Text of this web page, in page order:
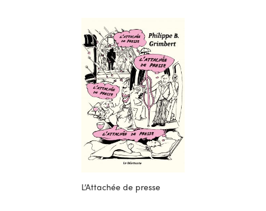
L’Attachée de presse